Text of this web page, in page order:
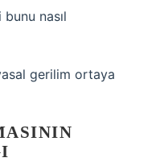
nasıl
gerilim ortaya